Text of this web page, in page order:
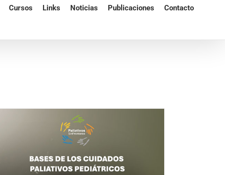
Cursos Links Noticias Publicaciones Contacto